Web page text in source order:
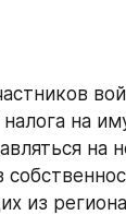
налога на
на
из